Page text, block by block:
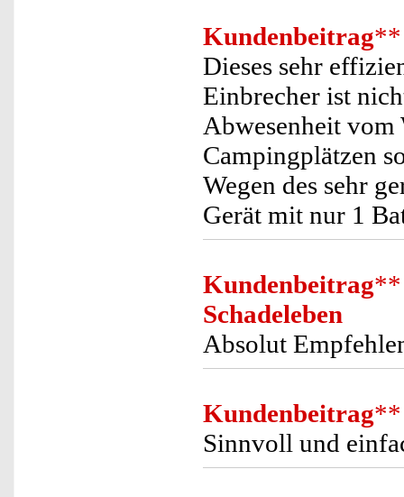
Kundenbeitrag**
Dieses sehr
Einbrecher ist
Abwesenheit
Campingplätzen
Wegen des sehr
Gerät mit nur 1
Kundenbeitrag**
Schadeleben
Absolut
Kundenbeitrag**
Sinnvoll und